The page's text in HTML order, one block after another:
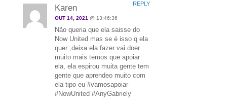
Karen
OUT 14, 2021 @ 13:46:36
Não queria que ela saisse do
Now United mas se é isso q ela
quer ,deixa ela fazer vai doer
muito mais temos que apoiar
ela, ela espirou muita gente tem
gente que aprendeo muito com
ela tipo eu #vamosapoiar
#NowUnited #AnyGabriely
REPLY